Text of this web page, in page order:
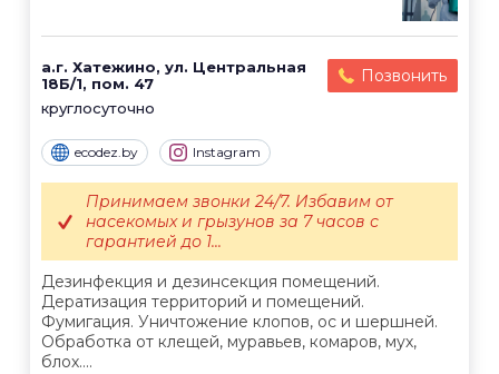
а.г. Хатежино, ул. Центральная
18Б/1, пом. 47
круглосуточно
Позвонить
ecodez.by Instagram
Дезинфекция и дезинсекция помещений.
Дератизация территорий и помещений.
Фумигация. Уничтожение клопов, ос и шершней.
Обработка от клещей, муравьев, комаров, мух,
блох....
Принимаем звонки 24/7. Избавим от
насекомых и грызунов за 7 часов с
гарантией до 1...